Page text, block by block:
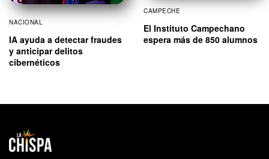
NACIONAL
IA ayuda a detectar fraudes
y anticipar delitos
cibernéticos
CAMPECHE
El Instituto Campechano
espera más de 850 alumnos